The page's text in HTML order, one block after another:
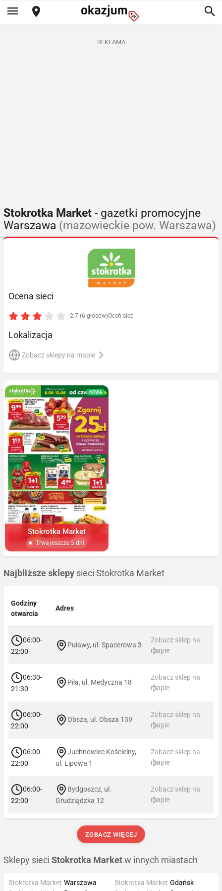
REKLAMA
Stokrotka Market - gazetki promocyjne
Warszawa (mazowieckie pow. Warszawa)
Ocena sieci
2.7 (6 głosów)Oceń sieć
Lokalizacja
Zobacz sklepy na mapie
NOWA
Stokrotka Market
Trwa jeszcze 5 dni
Najbliższe sklepy sieci Stokrotka Market
Godziny
otwarcia
Adres
06:00-
22:00
Puławy, ul. Spacerowa 3
Zobacz sklep na
mapie
06:30-
21:30
Piła, ul. Medyczna 18
Zobacz sklep na
mapie
06:00-
22:00
Obsza, ul. Obsza 139
Zobacz sklep na
mapie
06:00-
22:00
Juchnowiec Kościelny,
ul. Lipowa 1
Zobacz sklep na
mapie
06:00-
22:00
Bydgoszcz, ul.
Grudziądzka 12
Zobacz sklep na
mapie
ZOBACZ WIĘCEJ
Sklepy sieci Stokrotka Market w innych miastach
Stokrotka Market Warszawa
Stokrotka Market Gdańsk